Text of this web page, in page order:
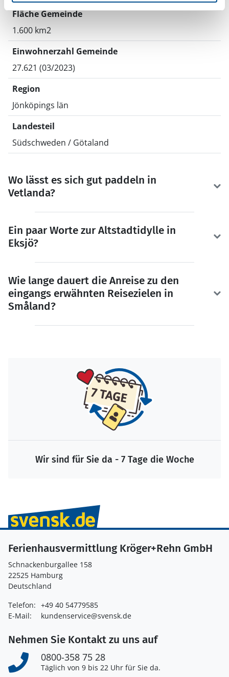
Fläche Gemeinde
1.600 km2
Einwohnerzahl Gemeinde
27.621 (03/2023)
Region
Jönköpings län
Landesteil
Südschweden / Götaland
Wo lässt es sich gut paddeln in
Vetlanda?
Ein paar Worte zur Altstadtidylle in
Eksjö?
Wie lange dauert die Anreise zu den
eingangs erwähnten Reisezielen in
Småland?
Wir sind für Sie da - 7 Tage die Woche
Ferienhausvermittlung Kröger+Rehn GmbH
Schnackenburgallee 158
22525 Hamburg
Deutschland
Telefon: +49 40 54779585
E-Mail:
kundenservice@svensk.de
Nehmen Sie Kontakt zu uns auf
0800-358 75 28
Täglich von 9 bis 22 Uhr für Sie da.